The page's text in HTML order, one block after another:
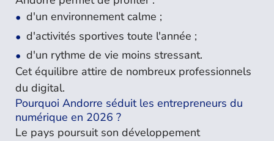
d'un environnement calme ;
d'activités sportives toute l'année ;
d'un rythme de vie moins stressant.
Cet équilibre attire de nombreux professionnels
du digital.
Pourquoi Andorre séduit les entrepreneurs du
numérique en 2026 ?
Le pays poursuit son développement